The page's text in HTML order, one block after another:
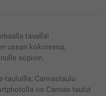
tavalla!
usean kokoisena,
sopivin.
tauluilla, Canvastaulu
on Canvas taulut